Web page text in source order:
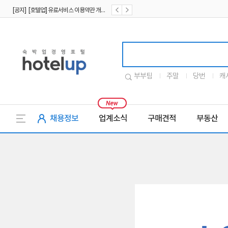
부부팀 주말 당번 캐
채용정보 업계소식 구매견적 부동산